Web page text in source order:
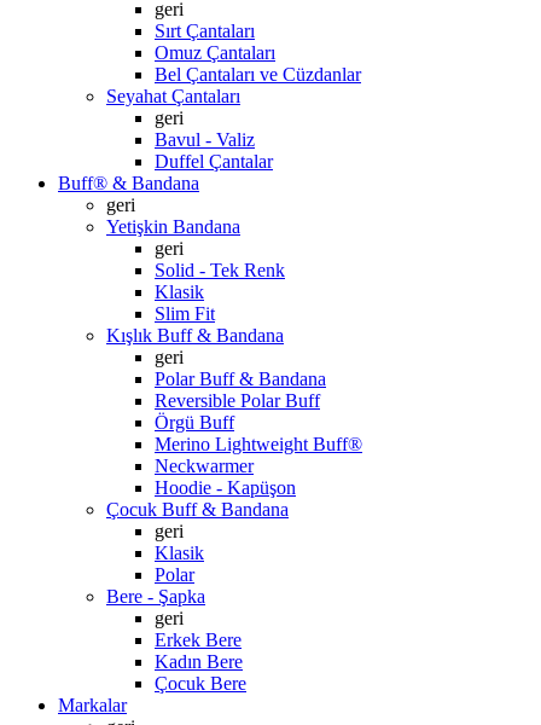
geri
Sırt Çantaları
Omuz Çantaları
Bel Çantaları ve Cüzdanlar
Seyahat Çantaları
geri
Bavul - Valiz
Duffel Çantalar
Buff® & Bandana
geri
Yetişkin Bandana
geri
Solid - Tek Renk
Klasik
Slim Fit
Kışlık Buff & Bandana
geri
Polar Buff & Bandana
Reversible Polar Buff
Örgü Buff
Merino Lightweight Buff®
Neckwarmer
Hoodie - Kapüşon
Çocuk Buff & Bandana
geri
Klasik
Polar
Bere - Şapka
geri
Erkek Bere
Kadın Bere
Çocuk Bere
Markalar